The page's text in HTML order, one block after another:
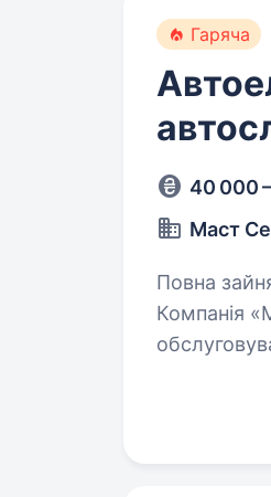
Гаряча
40 000
Маст
Повна
Компанія